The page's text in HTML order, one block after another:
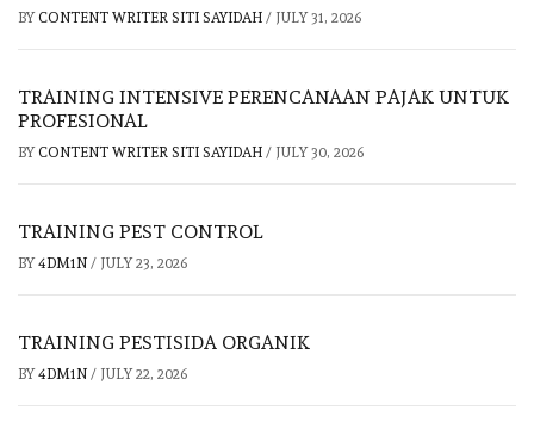
BY CONTENT WRITER SITI SAYIDAH / JULY 31, 2026
TRAINING INTENSIVE PERENCANAAN PAJAK UNTUK
PROFESIONAL
BY CONTENT WRITER SITI SAYIDAH / JULY 30, 2026
TRAINING PEST CONTROL
BY 4DM1N / JULY 23, 2026
TRAINING PESTISIDA ORGANIK
BY 4DM1N / JULY 22, 2026